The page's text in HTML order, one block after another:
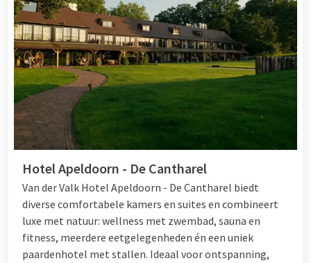
Hotel Apeldoorn - De Cantharel
Van der Valk Hotel Apeldoorn - De Cantharel biedt
diverse comfortabele kamers en suites en combineert
luxe met natuur: wellness met zwembad, sauna en
fitness, meerdere eetgelegenheden én een uniek
paardenhotel met stallen. Ideaal voor ontspanning,